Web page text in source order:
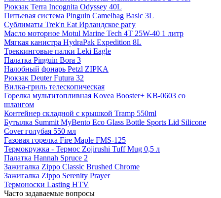
Рюкзак Terra Incognita Odyssey 40L
Питьевая система Pinguin Camelbag Basic 3L
Сублиматы Trek'n Eat Ирландское рагу
Масло моторное Motul Marine Tech 4T 25W-40 1 литр
Мягкая канистра HydraPak Expedition 8L
Треккинговые палки Leki Eagle
Палатка Pinguin Bora 3
Налобный фонарь Petzl ZIPKA
Рюкзак Deuter Futura 32
Вилка-гриль телескопическая
Горелка мультитопливная Kovea Booster+ KB-0603 со
шлангом
Контейнер складной с крышкой Tramp 550ml
Бутылка Summit MyBento Eco Glass Bottle Sports Lid Silicone
Cover голубая 550 мл
Газовая горелка Fire Maple FMS-125
Термокружка - Термос Zojirushi Tuff Mug 0,5 л
Палатка Hannah Spruce 2
Зажигалка Zippo Classic Brushed Chrome
Зажигалка Zippo Serenity Prayer
Термоноски Lasting HTV
Часто задаваемые вопросы